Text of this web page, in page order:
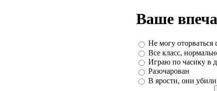
Ваше
Не могу оторваться
Все класс,
Играю по часику в
Разочарован
В ярости, они